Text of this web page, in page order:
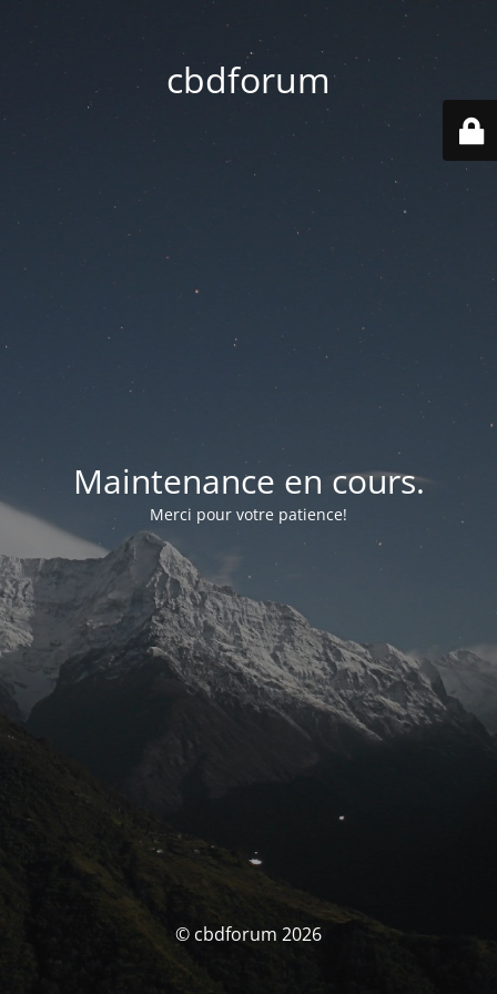
cbdforum
Maintenance en cours.
Merci pour votre patience!
© cbdforum 2026